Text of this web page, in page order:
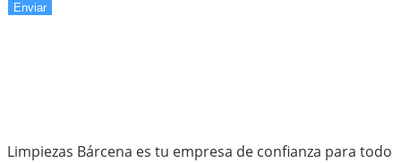
Enviar
Limpiezas Bárcena es tu empresa de confianza para todo